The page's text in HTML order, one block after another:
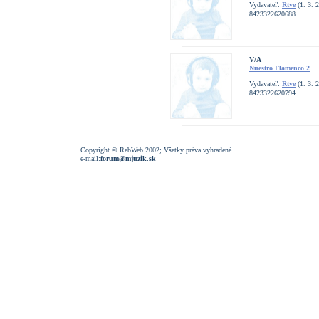
Vydavateľ: Rtve (1. 3.
8423322620688
V/A
Nuestro Flamenco 2
Vydavateľ: Rtve (1. 3.
8423322620794
Copyright © RebWeb 2002; Všetky práva vyhradené
e-mail:forum@mjuzik.sk